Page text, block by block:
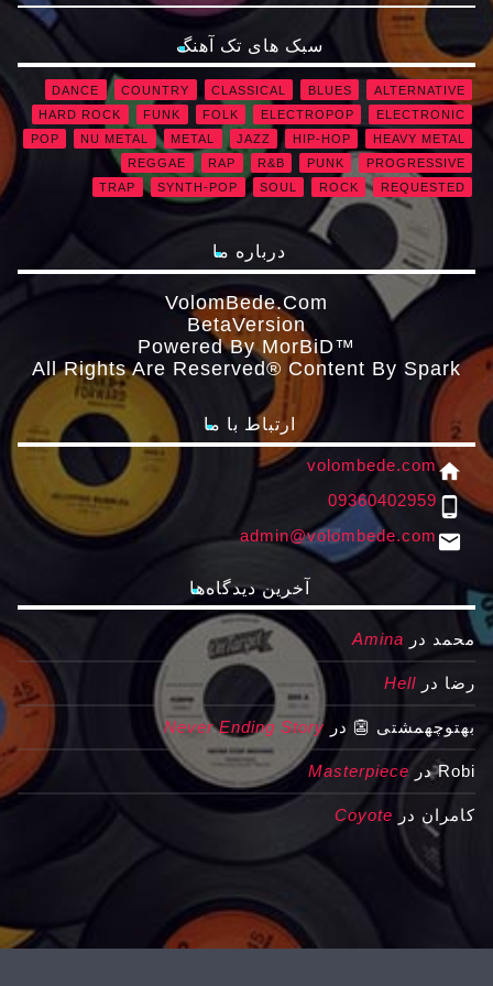
سبک های تک آهنگ
ALTERNATIVE
BLUES
CLASSICAL
COUNTRY
DANCE
ELECTRONIC
ELECTROPOP
FOLK
FUNK
HARD ROCK
HEAVY METAL
HIP-HOP
JAZZ
METAL
NU METAL
POP
PROGRESSIVE
PUNK
R&B
RAP
REGGAE
REQUESTED
ROCK
SOUL
SYNTH-POP
TRAP
درباره ما
VolomBede.com
ΒetaVersion
Powered By MorBiD™
All Rights Are Reserved® Content By Spark
ارتباط با ما
home
volombede.com
phone_android
09360402959
email
admin@volombede.com
آخرین دیدگاه‌ها
محمد در Amina
رضا در Hell
بهتوچهمشتی 👺 در Never Ending Story
Robiدر Masterpiece
کامران در Coyote